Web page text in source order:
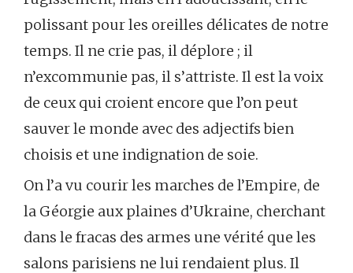
polissant pour les oreilles délicates de notre
temps. Il ne crie pas, il déplore ; il
n’excommunie pas, il s’attriste. Il est la voix
de ceux qui croient encore que l’on peut
sauver le monde avec des adjectifs bien
choisis et une indignation de soie.
On l’a vu courir les marches de l’Empire, de
la Géorgie aux plaines d’Ukraine, cherchant
dans le fracas des armes une vérité que les
salons parisiens ne lui rendaient plus. Il